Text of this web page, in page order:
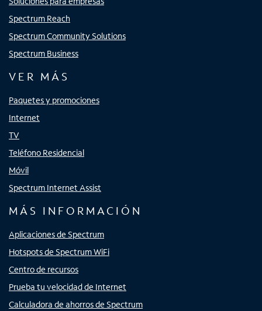
Spectrum Reach
Spectrum Community Solutions
Spectrum Business
VER MÁS
Paquetes y promociones
Internet
TV
Teléfono Residencial
Móvil
Spectrum Internet Assist
MÁS INFORMACIÓN
Aplicaciones de Spectrum
Hotspots de Spectrum WiFi
Centro de recursos
Prueba tu velocidad de Internet
Calculadora de ahorros de Spectrum